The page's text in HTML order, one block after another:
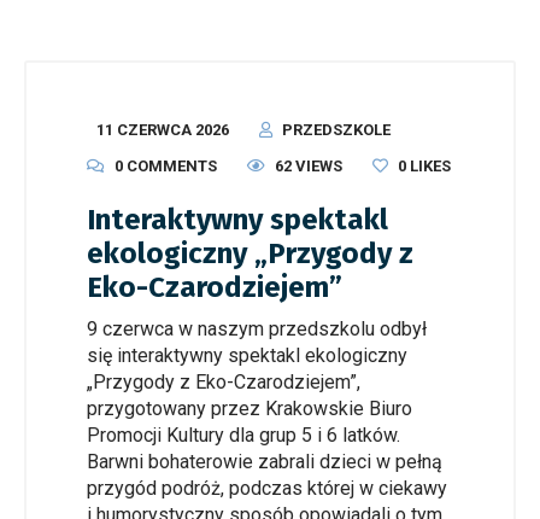
11 CZERWCA 2026
PRZEDSZKOLE
0 COMMENTS
62 VIEWS 0 LIKES
Interaktywny spektakl
ekologiczny „Przygody z
Eko-Czarodziejem”
9 czerwca w naszym przedszkolu odbył
się interaktywny spektakl ekologiczny
„Przygody z Eko-Czarodziejem”,
przygotowany przez Krakowskie Biuro
Promocji Kultury dla grup 5 i 6 latków.
Barwni bohaterowie zabrali dzieci w pełną
przygód podróż, podczas której w ciekawy